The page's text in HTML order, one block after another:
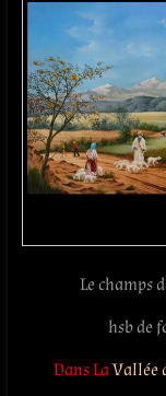
Le champs
hsb de
Dans LaVallée